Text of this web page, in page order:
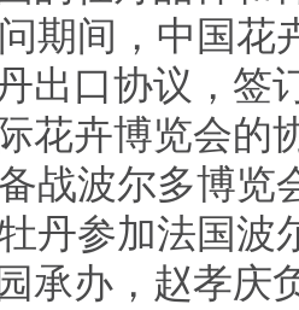
期间，中国花
出口协议，签
花卉博览会的
战波尔多博览
丹参加法国波
承办，赵孝庆